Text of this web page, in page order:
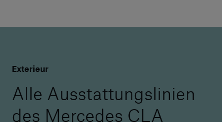
Exterieur
Alle Ausstattungslinien
des Mercedes CLA